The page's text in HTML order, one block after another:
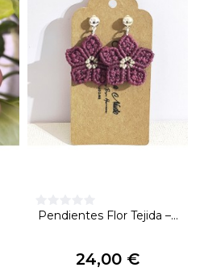
Pendientes Flor Tejida –...
24,00 €